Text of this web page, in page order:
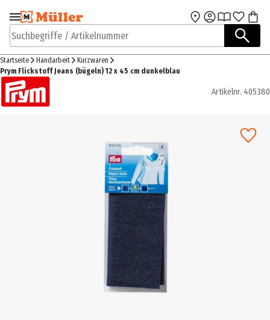
Zur Navigation
springen
Zum Hauptinhalt
Suchbegriffe / Artikelnummer
Startseite Handarbeit
Kurzwaren
Prym Flickstoff Jeans (bügeln) 12 x 45 cm dunkelblau
Artikelnr. 405380